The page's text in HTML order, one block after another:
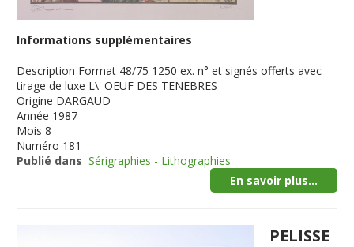
Informations supplémentaires
Description Format 48/75 1250 ex. n° et signés offerts avec
tirage de luxe L\' OEUF DES TENEBRES
Origine DARGAUD
Année 1987
Mois 8
Numéro 181
Publié dans Sérigraphies - Lithographies
En savoir plus...
PELISSE